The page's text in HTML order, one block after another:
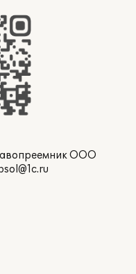
ООО